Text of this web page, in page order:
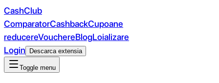
CashClub
ComparatorCashbackCupoane
reducereVouchereBlogLoializare
Login
Descarca extensia
Toggle menu